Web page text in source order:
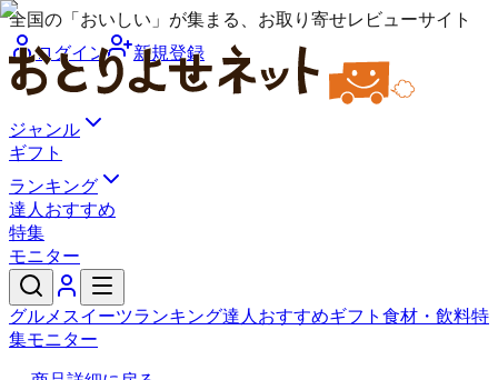
全国の「おいしい」が集まる、お取り寄せレビューサイト
ログイン
新規登録
ジャンル
ギフト
ランキング
達人おすすめ
特集
モニター
グルメ スイーツランキング達人おすすめギフト 食材・飲料特
集モニター